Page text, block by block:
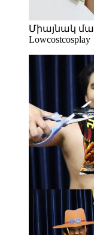
Միայնակ
Lowcostcosplay